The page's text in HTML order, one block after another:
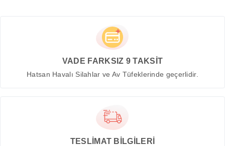
VADE FARKSIZ 9 TAKSİT
Hatsan Havalı Silahlar ve Av Tüfeklerinde geçerlidir.
TESLİMAT BİLGİLERİ